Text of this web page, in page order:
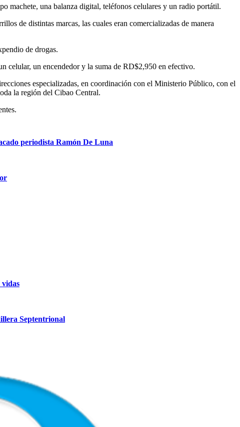
machete, una balanza digital, teléfonos celulares y un radio portátil.
de distintas marcas, las cuales eran comercializadas de manera
de drogas.
celular, un encendedor y la suma de RD$2,950 en efectivo.
especializadas, en coordinación con el Ministerio Público, con el
la región del Cibao Central.
periodista Ramón De Luna
vidas
Septentrional